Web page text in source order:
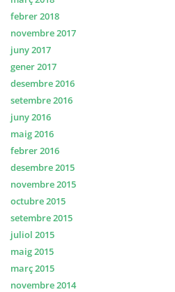
febrer 2018
novembre 2017
juny 2017
gener 2017
desembre 2016
setembre 2016
juny 2016
maig 2016
febrer 2016
desembre 2015
novembre 2015
octubre 2015
setembre 2015
juliol 2015
maig 2015
març 2015
novembre 2014